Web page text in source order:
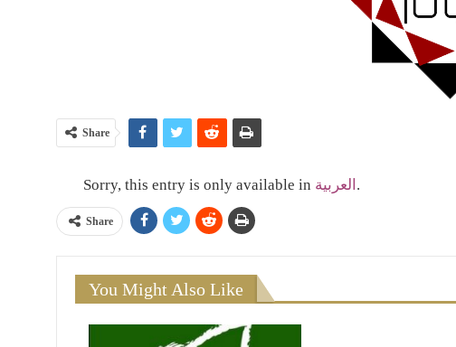
Share
Sorry, this entry is only available in العربية .
Share
You Might Also Like